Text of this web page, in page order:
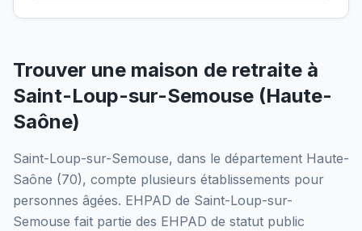
Trouver une maison de retraite à
Saint-Loup-sur-Semouse (Haute-
Saône)
Saint-Loup-sur-Semouse, dans le département Haute-
Saône (70), compte plusieurs établissements pour
personnes âgées. EHPAD de Saint-Loup-sur-
Semouse fait partie des EHPAD de statut public